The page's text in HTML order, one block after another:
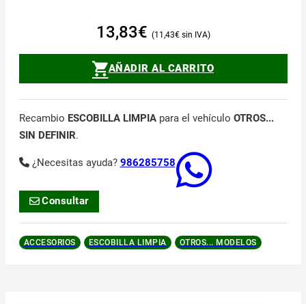
13,83€ 11,43€
AÑADIR AL CARRITO
Recambio ESCOBILLA LIMPIApara el vehículo OTROS...
SIN DEFINIR.
¿Necesitas ayuda? 986285758
Consultar
ACCESORIOS ESCOBILLA LIMPIA OTROS... MODELOS